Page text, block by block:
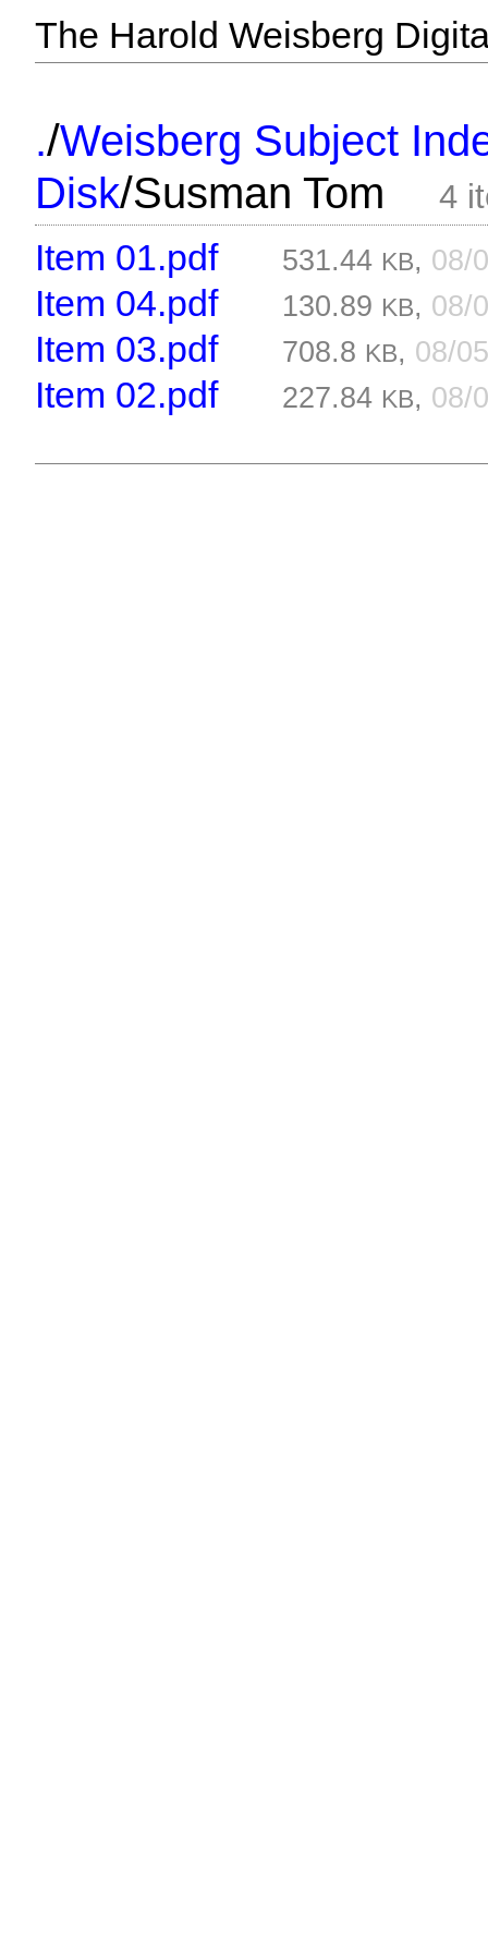
The Harold Weisberg
./Weisberg Subject
Disk/Susman Tom 4
Item 01.pdf 531.44 KB, 08/
Item 04.pdf 130.89 KB, 08/
Item 03.pdf 708.8 KB, 08/
Item 02.pdf 227.84 KB, 08/